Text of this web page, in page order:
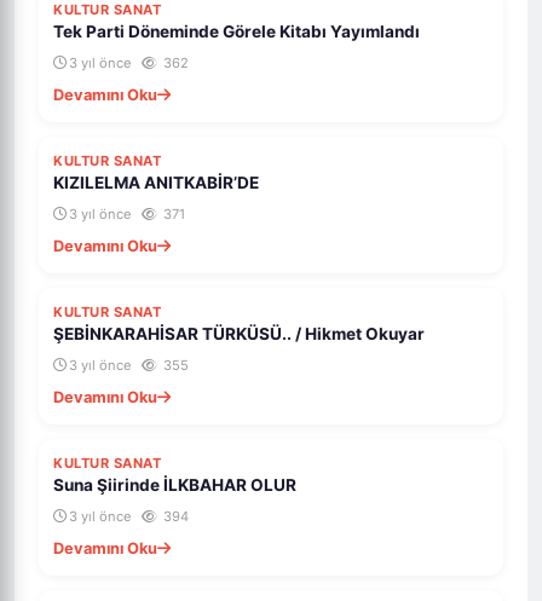
KULTUR SANAT
Tek Parti Döneminde Görele Kitabı Yayımlandı
3 yıl önce 362
Devamını Oku
KULTUR SANAT
KIZILELMA ANITKABİR’DE
3 yıl önce 371
Devamını Oku
KULTUR SANAT
ŞEBİNKARAHİSAR TÜRKÜSÜ.. / Hikmet Okuyar
3 yıl önce 355
Devamını Oku
KULTUR SANAT
Suna Şiirinde İLKBAHAR OLUR
3 yıl önce 394
Devamını Oku